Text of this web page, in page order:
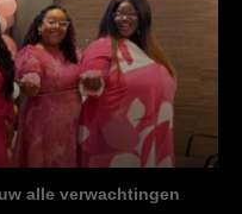
alle verwachtingen